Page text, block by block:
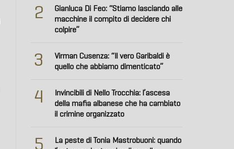
2
Gianluca Di Feo: “Stiamo lasciando alle
macchine il compito di decidere chi
colpire”
3
Virman Cusenza: “Il vero Garibaldi è
quello che abbiamo dimenticato”
4
Invincibili di Nello Trocchia: l’ascesa
della mafia albanese che ha cambiato
il crimine organizzato
5
La peste di Tonia Mastrobuoni: quando